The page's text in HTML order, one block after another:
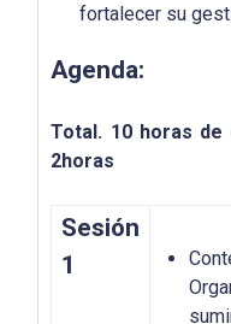
fortalecer su
Agenda:
Total. 10 horas de
2horas
Sesión
1